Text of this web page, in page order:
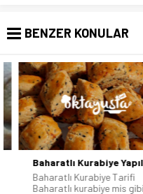
BENZER KONULAR
Baharatlı Kurabiye Yapılışı
Baharatlı Kurabiye Tarifi
Baharatlı kurabiye mis gibi